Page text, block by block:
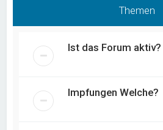
Themen
Ist das Forum aktiv?
Impfungen Welche?